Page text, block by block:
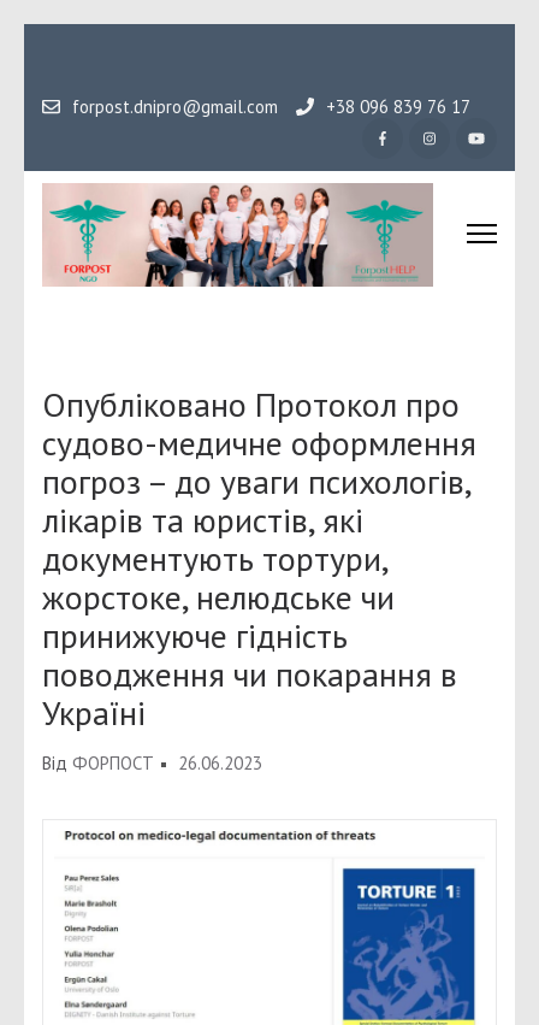
вмісту
Enter)
forpost.dnipro@gmail.com +38 096 839 76 17
Опубліковано Протокол про
судово-медичне оформлення
погроз – до уваги психологів,
лікарів та юристів, які
документують тортури,
жорстоке, нелюдське чи
принижуюче гідність
поводження чи покарання в
Україні
Від ФОРПОСТ 26.06.2023